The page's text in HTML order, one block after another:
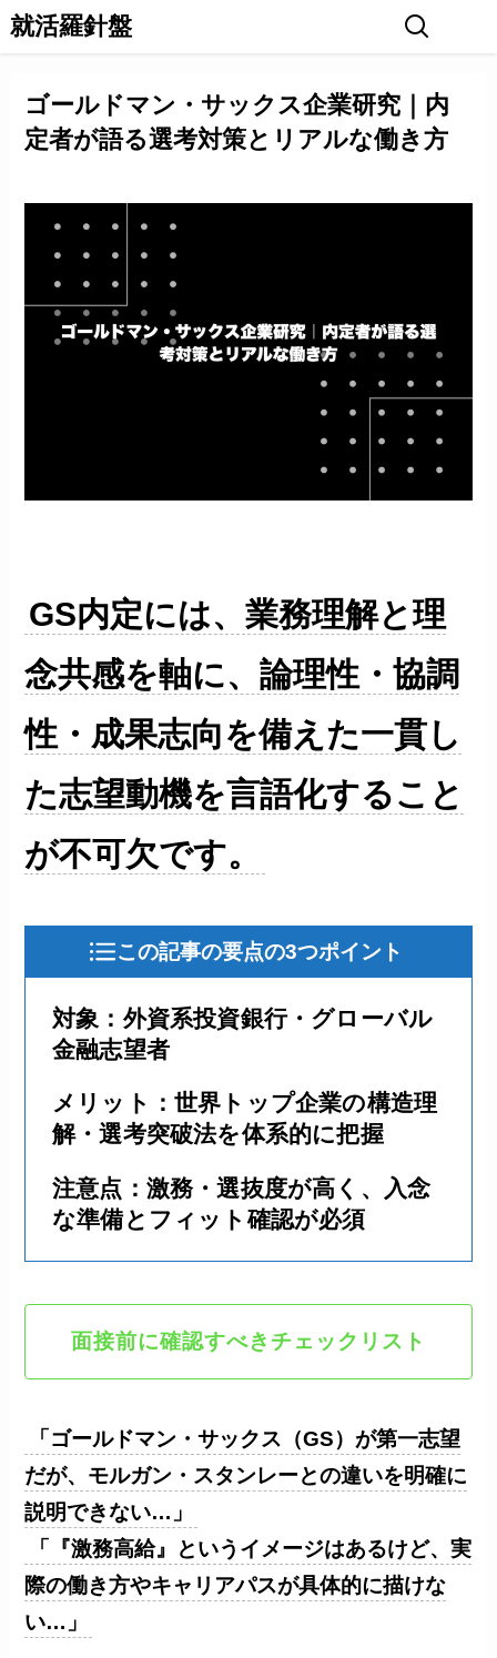
就活羅針盤
ゴールドマン・サックス企業研究｜内
定者が語る選考対策とリアルな働き方
GS内定には、業務理解と理
念共感を軸に、論理性・協調
性・成果志向を備えた一貫し
た志望動機を言語化すること
が不可欠です。
この記事の要点の3つポイント
対象：外資系投資銀行・グローバル
金融志望者
メリット：世界トップ企業の構造理
解・選考突破法を体系的に把握
注意点：激務・選抜度が高く、入念
な準備とフィット確認が必須
面接前に確認すべきチェックリスト
「ゴールドマン・サックス（GS）が第一志望
だが、モルガン・スタンレーとの違いを明確に
説明できない…」
「『激務高給』というイメージはあるけど、実
際の働き方やキャリアパスが具体的に描けな
い…」